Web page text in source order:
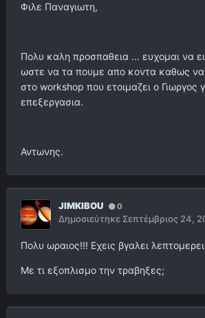
Φιλε Παναγιωτη,
Πολυ καλη προσπαθεια ... ευχομαι να
ωστε να τα πουμε απο κοντα καθως να
στο workshop που ετοιμαζει ο Γιωργος
επεξεργασια.
Αντωνης.
JIMKIBOU 0
Δημοσιεύτηκε Σεπτέμβριος 24,
Πολυ ωραιος!!! Εχεις βγαλει
Με τι εξοπλισμο την τραβηξες;